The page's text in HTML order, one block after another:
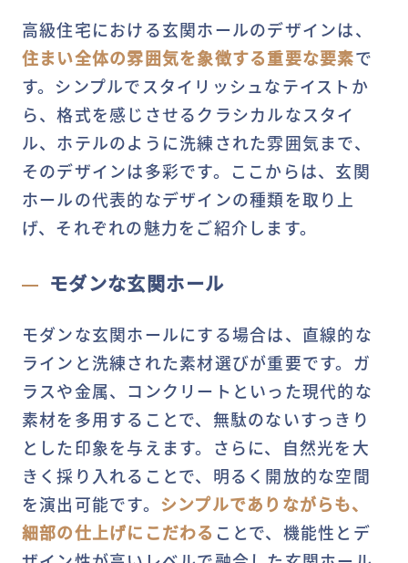
高級住宅における玄関ホールのデザインは、
住まい全体の雰囲気を象徴する重要な要素で
す。シンプルでスタイリッシュなテイストか
ら、格式を感じさせるクラシカルなスタイ
ル、ホテルのように洗練された雰囲気まで、
そのデザインは多彩です。ここからは、玄関
ホールの代表的なデザインの種類を取り上
げ、それぞれの魅力をご紹介します。
モダンな玄関ホール
モダンな玄関ホールにする場合は、直線的な
ラインと洗練された素材選びが重要です。ガ
ラスや金属、コンクリートといった現代的な
素材を多用することで、無駄のないすっきり
とした印象を与えます。さらに、自然光を大
きく採り入れることで、明るく開放的な空間
を演出可能です。 シンプルでありながらも、
細部の仕上げにこだわる ことで、機能性とデ